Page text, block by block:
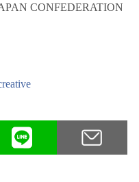
CONFEDERATION